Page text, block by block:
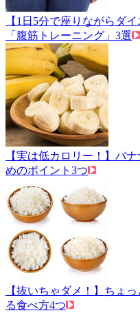
【1日5分で座りながらダ
「腹筋トレーニング」3選
【実は低カロリー！】バ
めのポイント3つ
【抜いちゃダメ！】ちょ
る食べ方4つ